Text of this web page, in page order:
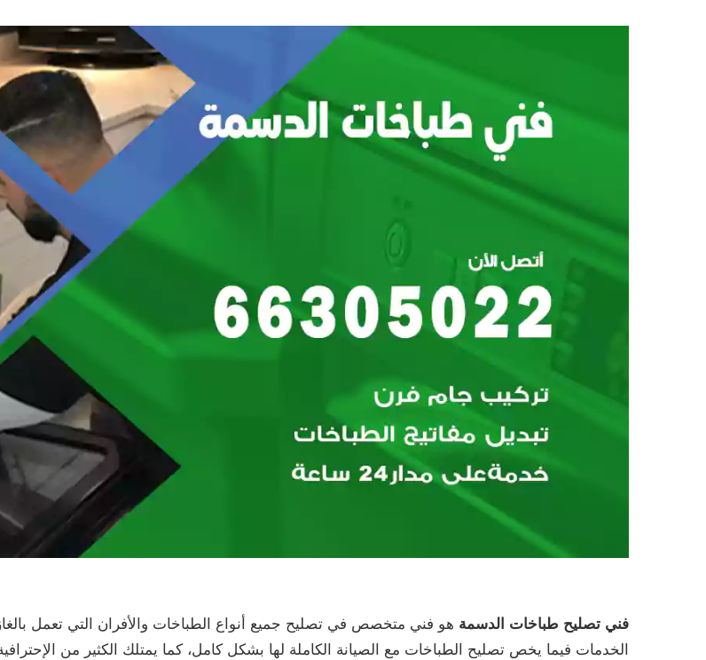
فني تصليح طباخات الدسمة هو فني متخصص في تصليح جميع أنواع الطباخات والأفران التي تعمل
الخدمات فيما يخص تصليح الطباخات مع الصيانة الكاملة لها بشكل كامل، كما يمتلك الكثير من